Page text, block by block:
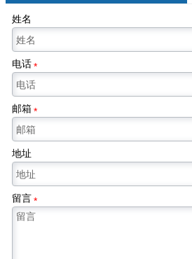
姓名
电话*
邮箱*
地址
留言*